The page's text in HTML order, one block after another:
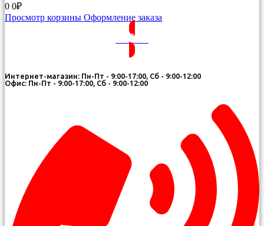
0 0₽
Просмотр корзины Оформление заказа
ВОЙТИ
Интернет-магазин: Пн-Пт - 9:00-17:00, Сб - 9:00-12:00
Офис: Пн-Пт - 9:00-17:00, Сб - 9:00-12:00